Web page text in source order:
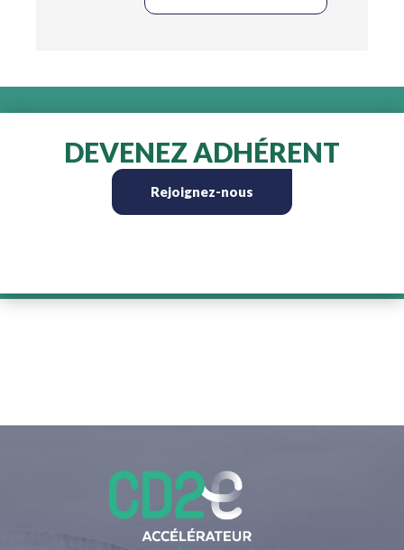
DEVENEZ ADHÉRENT
Rejoignez-nous